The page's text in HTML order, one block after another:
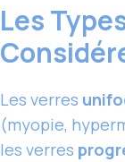
Les
Les verres
(myopie,
les verres